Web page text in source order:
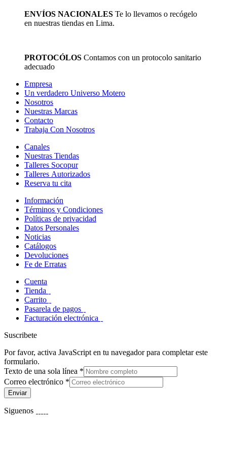
ENVÍOS NACIONALES Te lo llevamos o recógelo
en nuestras tiendas en Lima.
PROTOCÓLOS Contamos con un protocolo sanitario
adecuado
Empresa
Un verdadero Universo Motero
Nosotros
Nuestras Marcas
Contacto
Trabaja Con Nosotros
Canales
Nuestras Tiendas
Talleres Socopur
Talleres Autorizados
Reserva tu cita
Información
Términos y Condiciones
Políticas de privacidad
Datos Personales
Noticias
Catálogos
Devoluciones
Fe de Erratas
Cuenta
Tienda
Carrito
Pasarela de pagos
Facturación electrónica
Suscribete
Por favor, activa JavaScript en tu navegador para completar este
formulario.
Texto de una sola línea *
Correo electrónico *
Enviar
Siguenos